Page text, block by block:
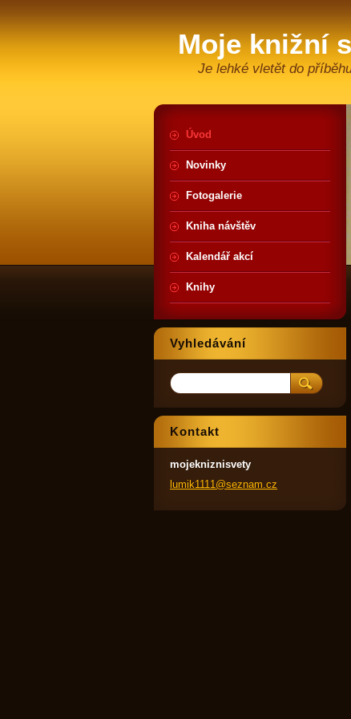
Moje knižní
Je lehké vletět do
Úvod
Novinky
Fotogalerie
Kniha návštěv
Kalendář akcí
Knihy
Vyhledávání
Kontakt
mojekniznisvety
lumik1111@seznam.cz